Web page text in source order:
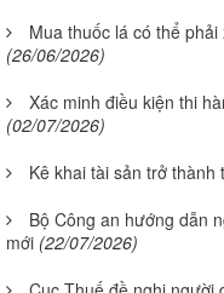
Mua thuốc lá có thể
(26/06/2026)
Xác minh điều kiện thi
(02/07/2026)
Kê khai tài sản trở
Bộ Công an hướng dẫn
mới (22/07/2026)